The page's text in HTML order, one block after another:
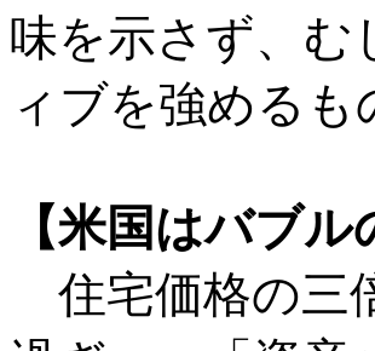
味を示さず、む
ィブを強める
【米国はバブ
住宅価格の三